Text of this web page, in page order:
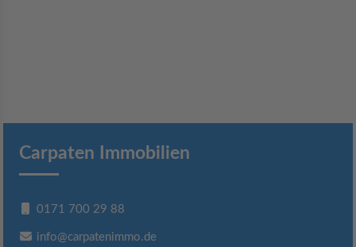
Carpaten Immobilien
0171 700 29 88
info@carpatenimmo.de